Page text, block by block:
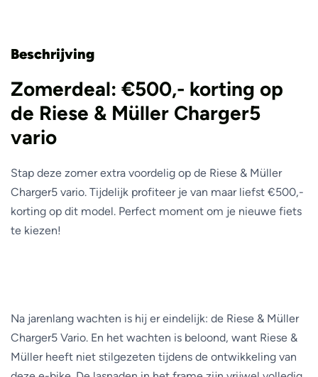
Beschrijving
Zomerdeal: €500,- korting op
de Riese & Müller Charger5
vario
Stap deze zomer extra voordelig op de Riese & Müller
Charger5 vario. Tijdelijk profiteer je van maar liefst €500,-
korting op dit model. Perfect moment om je nieuwe fiets
te kiezen!
Na jarenlang wachten is hij er eindelijk: de Riese & Müller
Charger5 Vario. En het wachten is beloond, want Riese &
Müller heeft niet stilgezeten tijdens de ontwikkeling van